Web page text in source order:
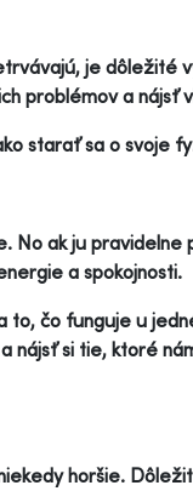
je dôležité
problémov a nájsť
starať sa o svoje
No ak ju pravidelne
a spokojnosti.
to, čo funguje u
si tie, ktoré
horšie.